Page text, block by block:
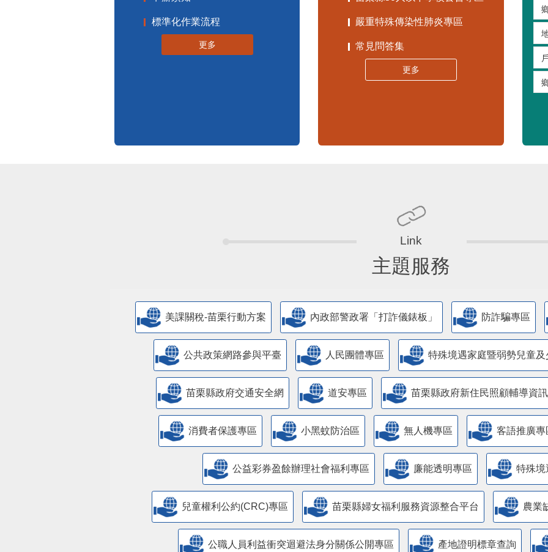
表單下載 苗栗縣政府資料開放平臺
苗栗縣30人以下學校公告專區
嚴重特殊傳染性肺炎專區
主題服務
美課關稅-苗栗行動方案 內政部警政署「打詐儀錶板」 防詐騙專區
公共政策網路參與平臺 人民團體專區 特殊境遇家庭暨弱勢兒童
苗栗縣政府交通安全網 道安專區 苗栗縣政府新住民照顧輔導資
消費者保護專區 小黑蚊防治區 無人機專區 客語推廣專
公益彩券盈餘辦理社會福利專區 廉能透明專區 特殊境
兒童權利公約(CRC)專區 苗栗縣婦女福利服務資源整合平台 農業
公職人員利益衝突迴避法身分關係公開專區 產地證明標章查詢